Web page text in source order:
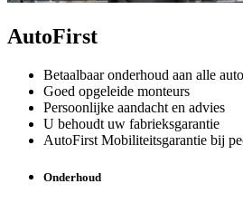
AutoFirst
Betaalbaar onderhoud aan alle
Goed opgeleide monteurs
Persoonlijke aandacht en advies
U behoudt uw fabrieksgarantie
AutoFirst Mobiliteitsgarantie bij
Onderhoud